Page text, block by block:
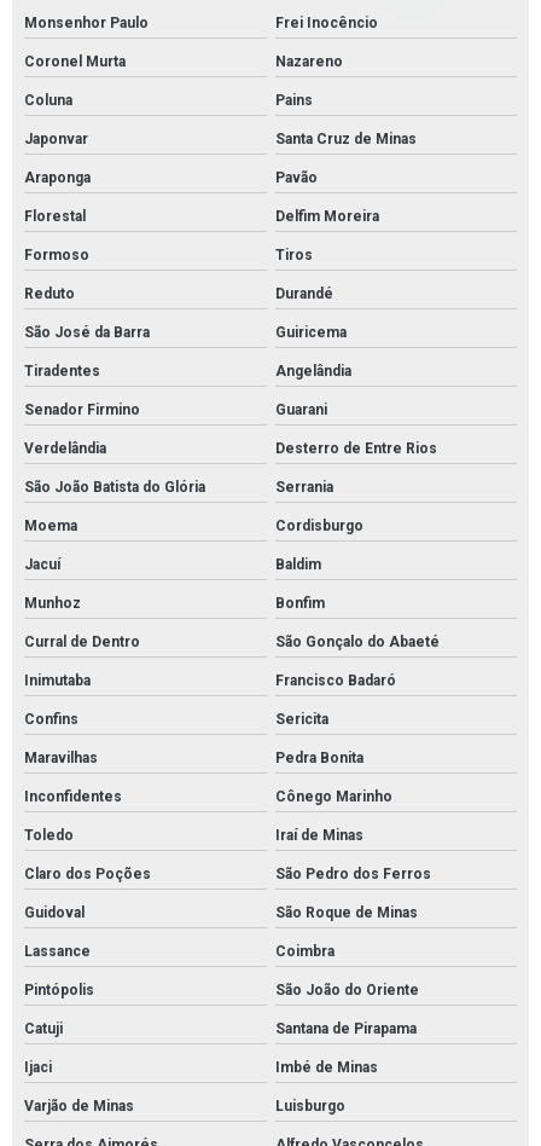
Monsenhor Paulo Frei Inocêncio
Coronel Murta Nazareno
Coluna Pains
Japonvar Santa Cruz de Minas
Araponga Pavão
Florestal Delfim Moreira
Formoso Tiros
Reduto Durandé
São José da Barra Guiricema
Tiradentes Angelândia
Senador Firmino Guarani
Verdelândia Desterro de Entre Rios
São João Batista do Glória Serrania
Moema Cordisburgo
Jacuí Baldim
Munhoz Bonfim
Curral de Dentro São Gonçalo do Abaeté
Inimutaba Francisco Badaró
Confins Sericita
Maravilhas Pedra Bonita
Inconfidentes Cônego Marinho
Toledo Iraí de Minas
Claro dos Poções São Pedro dos Ferros
Guidoval São Roque de Minas
Lassance Coimbra
Pintópolis São João do Oriente
Catuji Santana de Pirapama
Ijaci Imbé de Minas
Varjão de Minas Luisburgo